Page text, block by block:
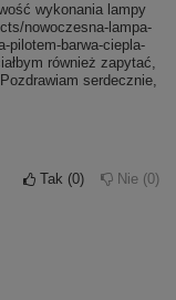
wykonania lampy
nowoczesna-lampa-
pilotem-barwa-ciepla-
również zapytać,
serdecznie,
Tak 0 Nie 0